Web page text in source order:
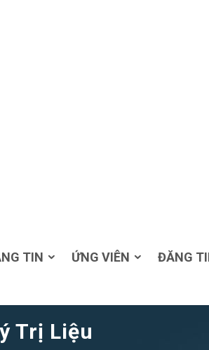
TIN ỨNG VIÊN ĐĂNG
Trị Liệu